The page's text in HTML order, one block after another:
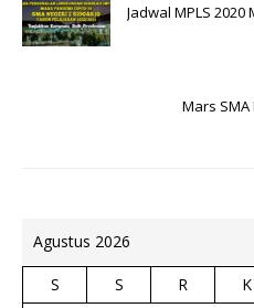
Jadwal MPLS
Mars
Agustus 2026
S S R K